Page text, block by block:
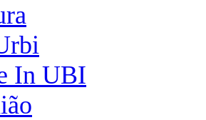
In UBI